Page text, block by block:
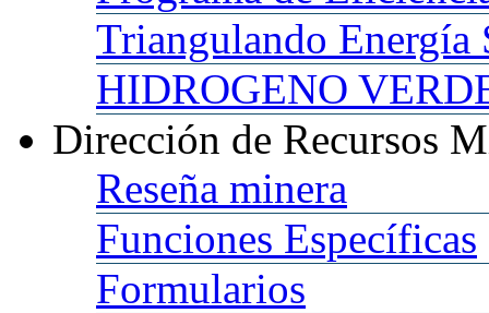
Triangulando Energía
HIDROGENO
Dirección de Recursos
Reseña minera
Funciones Específicas
Formularios